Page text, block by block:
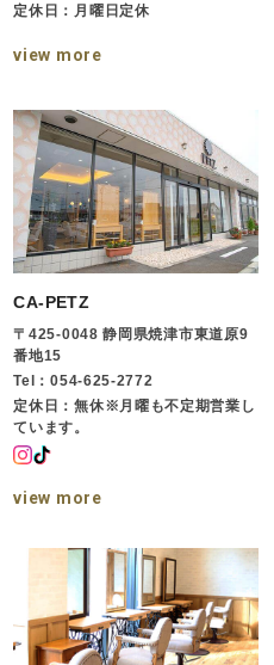
定休日：月曜日定休
view more
CA-PETZ
〒425-0048 静岡県焼津市東道原9
番地15
Tel：054-625-2772
定休日：無休※月曜も不定期営業し
ています。
view more